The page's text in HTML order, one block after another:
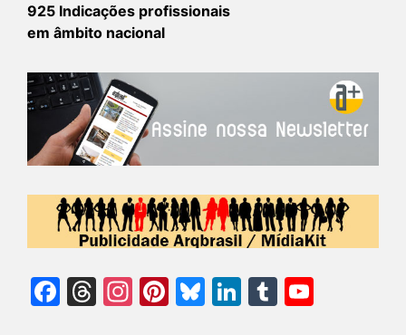
925 Indicações profissionais
em âmbito nacional
Facebook
Threads
Instagram
Pinterest
Bluesky
LinkedIn
Tumblr